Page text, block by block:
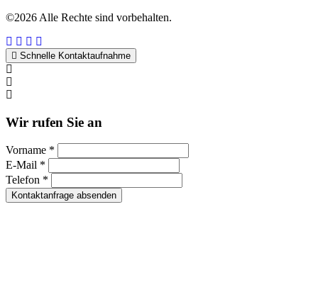
©2026 Alle Rechte sind vorbehalten.
Schnelle Kontaktaufnahme
Wir rufen Sie an
Vorname *
E-Mail *
Telefon *